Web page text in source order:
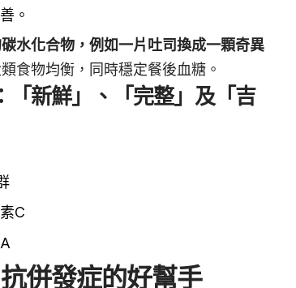
。
水化合物，例如一片吐司換成一顆奇異
食物均衡，同時穩定餐後血糖。
「新鮮」、「完整」及「吉
C
併發症的好幫手